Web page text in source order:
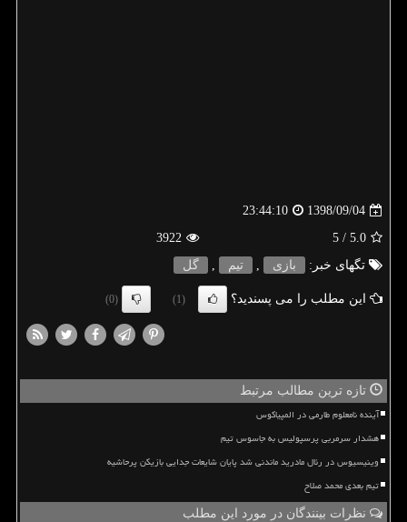
1398/09/04
23:44:10
5.0
/ 5
3922
تگهای خبر:
بازی , تیم , گل
این مطلب را می پسندید؟ (1)
(0)
تازه ترین مطالب مرتبط
آینده نامعلوم طارمی در المپیاکوس
هشدار سرمربی پرسپولیس به جاسوس تیم
وینیسیوس در رئال مادرید ماندنی شد پایان شایعات جدایی بازیکن پرحاشیه
تیم بعدی محمد صلاح
نظرات بینندگان در مورد این مطلب